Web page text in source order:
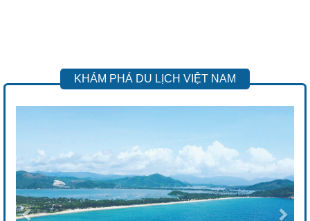
KHÁM PHÁ DU LỊCH VIỆT NAM